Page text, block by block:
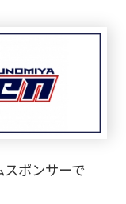
ポンサーで